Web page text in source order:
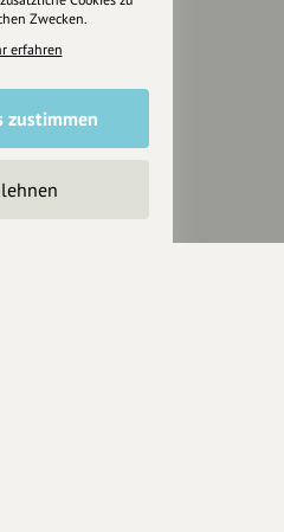
Zwecken.
erfahren
zustimmen